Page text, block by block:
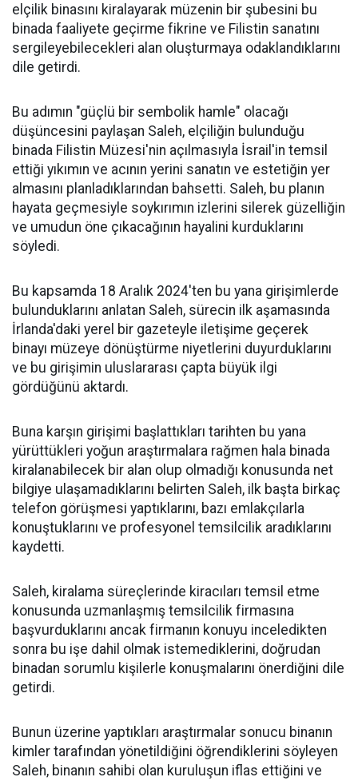
elçilik binasını kiralayarak müzenin bir şubesini bu
binada faaliyete geçirme fikrine ve Filistin sanatını
sergileyebilecekleri alan oluşturmaya odaklandıklarını
dile getirdi.
Bu adımın "güçlü bir sembolik hamle" olacağı
düşüncesini paylaşan Saleh, elçiliğin bulunduğu
binada Filistin Müzesi'nin açılmasıyla İsrail'in temsil
ettiği yıkımın ve acının yerini sanatın ve estetiğin yer
almasını planladıklarından bahsetti. Saleh, bu planın
hayata geçmesiyle soykırımın izlerini silerek güzelliğin
ve umudun öne çıkacağının hayalini kurduklarını
söyledi.
Bu kapsamda 18 Aralık 2024'ten bu yana girişimlerde
bulunduklarını anlatan Saleh, sürecin ilk aşamasında
İrlanda'daki yerel bir gazeteyle iletişime geçerek
binayı müzeye dönüştürme niyetlerini duyurduklarını
ve bu girişimin uluslararası çapta büyük ilgi
gördüğünü aktardı.
Buna karşın girişimi başlattıkları tarihten bu yana
yürüttükleri yoğun araştırmalara rağmen hala binada
kiralanabilecek bir alan olup olmadığı konusunda net
bilgiye ulaşamadıklarını belirten Saleh, ilk başta birkaç
telefon görüşmesi yaptıklarını, bazı emlakçılarla
konuştuklarını ve profesyonel temsilcilik aradıklarını
kaydetti.
Saleh, kiralama süreçlerinde kiracıları temsil etme
konusunda uzmanlaşmış temsilcilik firmasına
başvurduklarını ancak firmanın konuyu inceledikten
sonra bu işe dahil olmak istemediklerini, doğrudan
binadan sorumlu kişilerle konuşmalarını önerdiğini dile
getirdi.
Bunun üzerine yaptıkları araştırmalar sonucu binanın
kimler tarafından yönetildiğini öğrendiklerini söyleyen
Saleh, binanın sahibi olan kuruluşun iflas ettiğini ve